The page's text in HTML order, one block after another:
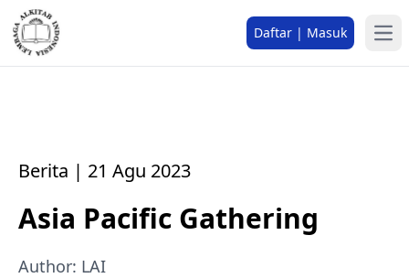
Daftar | Masuk
Berita | 21 Agu 2023
Asia Pacific Gathering
Author: LAI